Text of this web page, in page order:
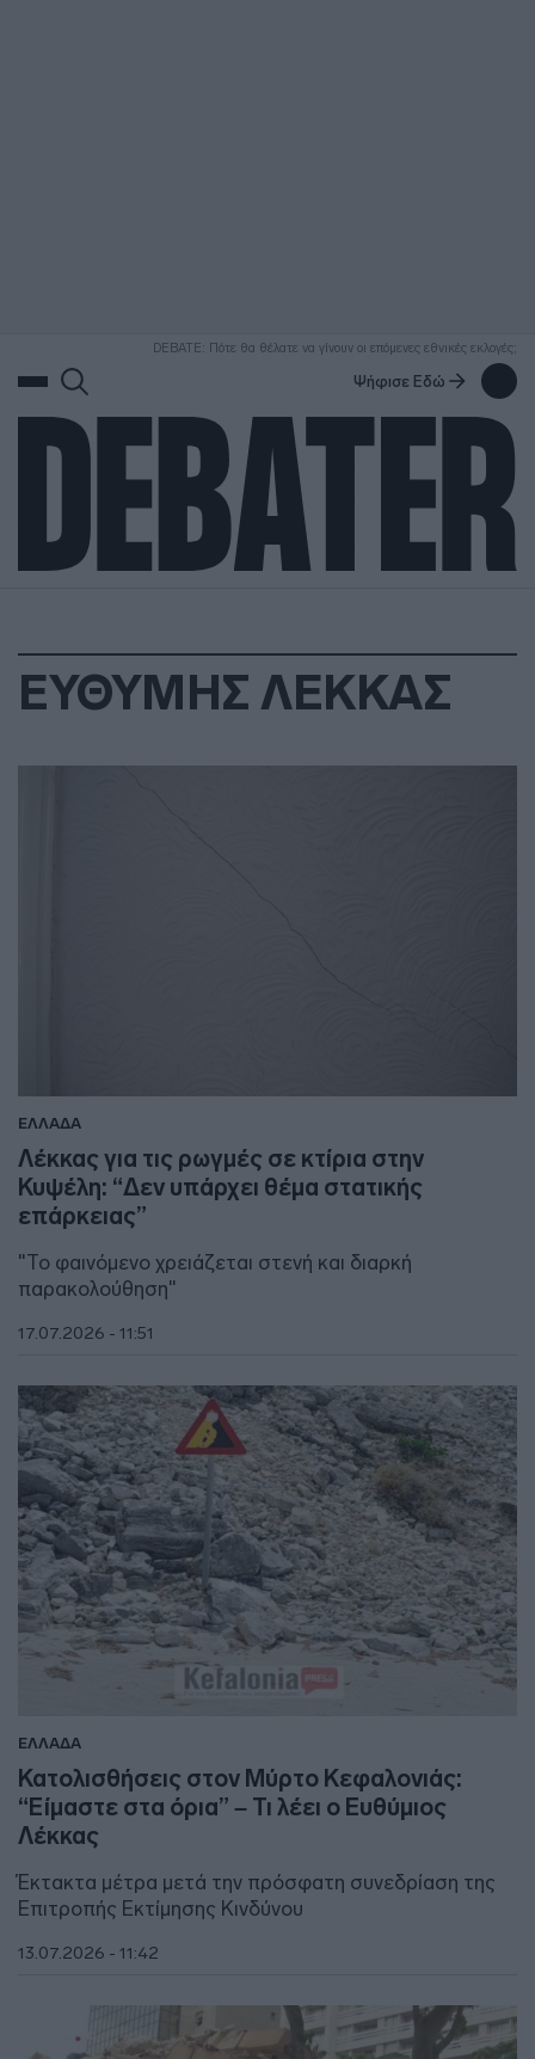
DEBATE: Πότε θα θέλατε να γίνουν οι επόμενες εθνικές εκλογές;
Ψήφισε Εδώ
ΕΥΘΥΜΗΣ ΛΕΚΚΑΣ
ΕΛΛΑΔΑ
Λέκκας για τις ρωγμές σε κτίρια στην
Κυψέλη: “Δεν υπάρχει θέμα στατικής
επάρκειας”
"Το φαινόμενο χρειάζεται στενή και διαρκή
παρακολούθηση"
17.07.2026 - 11:51
ΕΛΛΑΔΑ
Κατολισθήσεις στον Μύρτο Κεφαλονιάς:
“Είμαστε στα όρια” – Τι λέει ο Ευθύμιος
Λέκκας
Έκτακτα μέτρα μετά την πρόσφατη συνεδρίαση της
Επιτροπής Εκτίμησης Κινδύνου
13.07.2026 - 11:42